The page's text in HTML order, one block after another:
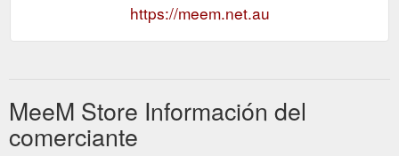
https://meem.net.au
MeeM Store Información del
comerciante